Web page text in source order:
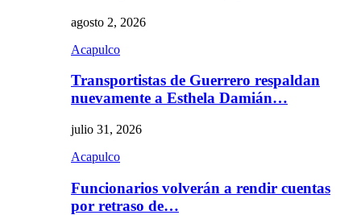
agosto 2, 2026
Acapulco
Transportistas de Guerrero respaldan
nuevamente a Esthela Damián…
julio 31, 2026
Acapulco
Funcionarios volverán a rendir cuentas
por retraso de…